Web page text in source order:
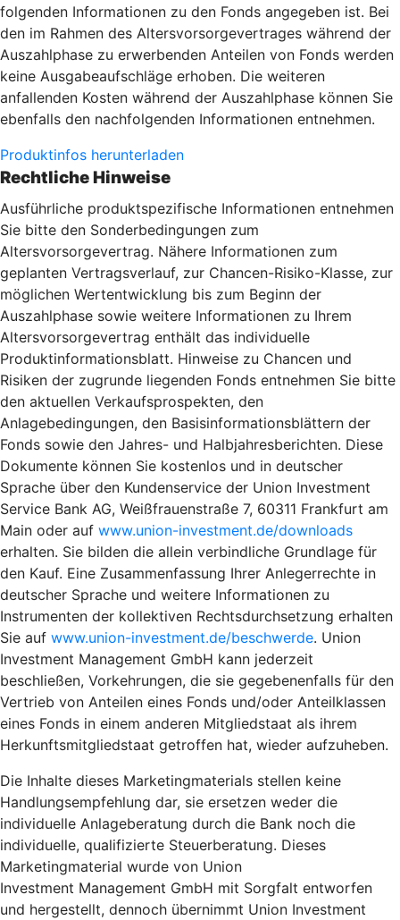
folgenden Informationen zu den Fonds angegeben ist. Bei
den im Rahmen des Altersvorsorgevertrages während der
Auszahlphase zu erwerbenden Anteilen von Fonds werden
keine Ausgabeaufschläge erhoben. Die weiteren
anfallenden Kosten während der Auszahlphase können Sie
ebenfalls den nachfolgenden Informationen entnehmen.
Produktinfos herunterladen
Rechtliche Hinweise
Ausführliche produktspezifische Informationen entnehmen
Sie bitte den Sonderbedingungen zum
Altersvorsorgevertrag. Nähere Informationen zum
geplanten Vertragsverlauf, zur Chancen-Risiko-Klasse, zur
möglichen Wertentwicklung bis zum Beginn der
Auszahlphase sowie weitere Informationen zu Ihrem
Altersvorsorgevertrag enthält das individuelle
Produktinformationsblatt. Hinweise zu Chancen und
Risiken der zugrunde liegenden Fonds entnehmen Sie bitte
den aktuellen Verkaufsprospekten, den
Anlagebedingungen, den Basisinformationsblättern der
Fonds sowie den Jahres- und Halbjahresberichten. Diese
Dokumente können Sie kostenlos und in deutscher
Sprache über den Kundenservice der Union Investment
Service Bank AG, Weißfrauenstraße 7, 60311 Frankfurt am
Main oder auf www.union-investment.de/downloads
erhalten. Sie bilden die allein verbindliche Grundlage für
den Kauf. Eine Zusammenfassung Ihrer Anlegerrechte in
deutscher Sprache und weitere Informationen zu
Instrumenten der kollektiven Rechtsdurchsetzung erhalten
Sie auf www.union-investment.de/beschwerde. Union
Investment Management GmbH kann jederzeit
beschließen, Vorkehrungen, die sie gegebenenfalls für den
Vertrieb von Anteilen eines Fonds und/oder Anteilklassen
eines Fonds in einem anderen Mitgliedstaat als ihrem
Herkunftsmitgliedstaat getroffen hat, wieder aufzuheben.
Die Inhalte dieses Marketingmaterials stellen keine
Handlungsempfehlung dar, sie ersetzen weder die
individuelle Anlageberatung durch die Bank noch die
individuelle, qualifizierte Steuerberatung. Dieses
Marketingmaterial wurde von Union
Investment Management GmbH mit Sorgfalt entworfen
und hergestellt, dennoch übernimmt Union Investment